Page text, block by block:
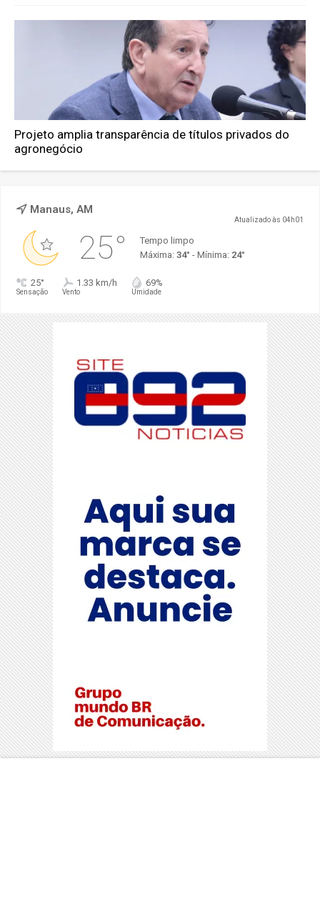
Projeto amplia transparência de títulos privados do
agronegócio
Manaus, AM
Atualizado às 04h01
25°
Tempo limpo
Máxima: 34° - Mínima: 24°
25°
Sensação
1.33 km/h
Vento
69%
Umidade